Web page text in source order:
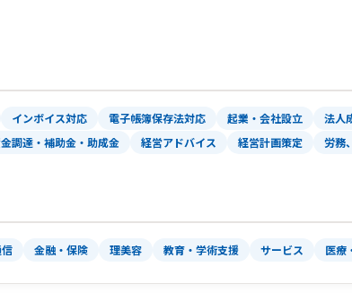
インボイス対応 電子帳簿保存法対応 起業・会社設立
法人
調達・補助金・助成金 経営アドバイス 経営計画策定 労務
金融・保険 理美容 教育・学術支援 サービス 医療